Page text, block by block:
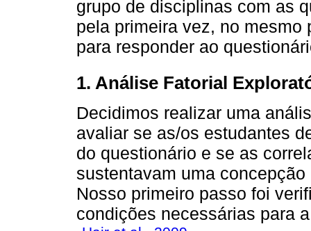
grupo de disciplinas com as
pela primeira vez, no
para responder ao
1. Análise Fatorial
Decidimos realizar uma
avaliar se as/os estudantes
do questionário e se as
sustentavam uma
Nosso primeiro passo foi
condições necessárias para